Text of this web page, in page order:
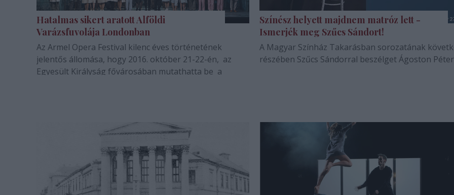
Hatalmas sikert aratott Alföldi
Varázsfuvolája Londonban
Az Armel Opera Festival kilenc éves történetének
jelentős állomása, hogy 2016. október 21-22-én, az
Egyesült Királyság fővárosában mutathatta be a
Színész helyett majdnem matróz lett -
Ismerjék meg Szűcs Sándort!
A Magyar Színház Takarásban sorozatának
részében Szűcs Sándorral beszélget Ágoston